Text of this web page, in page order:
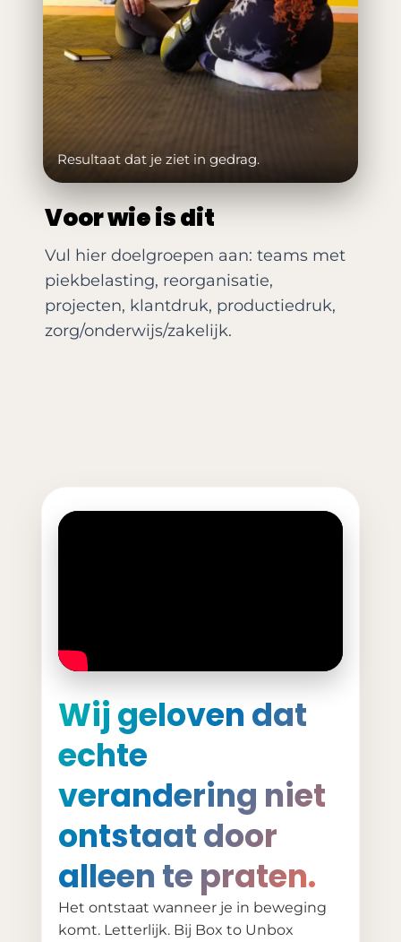
Resultaat dat je ziet in gedrag.
Voor wie is dit
Vul hier doelgroepen aan: teams met
piekbelasting, reorganisatie,
projecten, klantdruk, productiedruk,
zorg/onderwijs/zakelijk.
Wij geloven dat
echte
verandering niet
ontstaat door
alleen te praten.
Het ontstaat wanneer je in beweging
komt. Letterlijk. Bij Box to Unbox